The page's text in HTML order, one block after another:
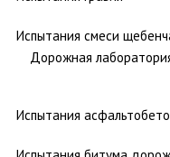
Испытания смеси
Дорожная
Испытания